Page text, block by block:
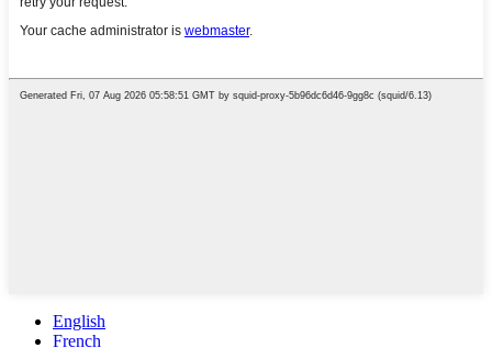
English
French